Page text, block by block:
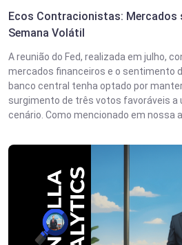
Ecos Contracionistas: Mercados
Semana Volátil
A reunião do Fed, realizada em julho,
mercados financeiros e o sentimento
banco central tenha optado por
surgimento de três votos favoráveis a
cenário. Como mencionado em nossa